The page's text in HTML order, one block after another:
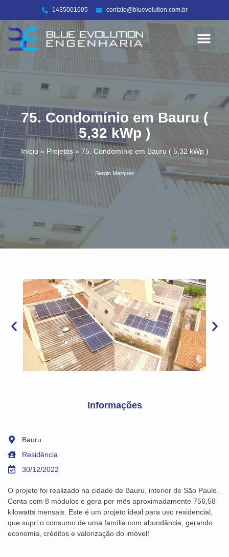
1435001605 contato@bluevolution.com.br
75. Condomínio em Bauru (
5,32 kWp )
Início» Projetos» 75. Condomínio em Bauru ( 5,32 kWp )
Sergio Marques
Informações
Bauru
Residência
30/12/2022
O projeto foi realizado na cidade de Bauru, interior de São Paulo.
Conta com 8 módulos e gera por mês aproximadamente 756,58
kilowatts mensais. Este é um projeto ideal para uso residencial,
que supri o consumo de uma família com abundância, gerando
economia, créditos e valorização do imóvel!